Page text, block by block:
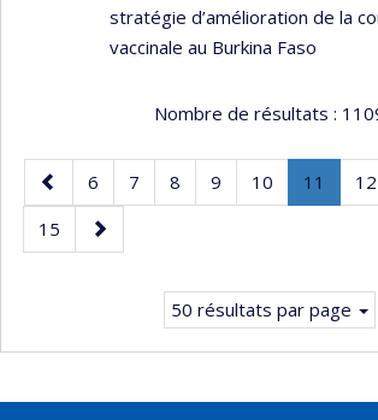
stratégie d’amélioration de la
vaccinale au Burkina Faso
Nombre de résultats :
Page
précédente
Page
6 Page
7 Page
8 Page
9 Page
10 Page
11
Page
12
Page
15
Page
suivante
50 résultats par page